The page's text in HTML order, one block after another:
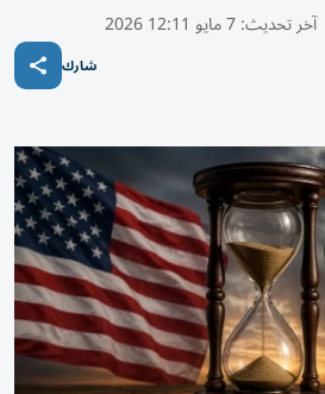
آخر تحديث:7 مايو 12:11 2026
شارك